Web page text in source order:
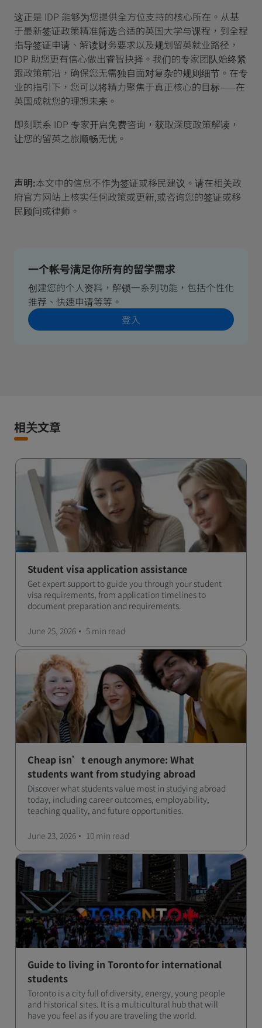
这正是 IDP 能够为您提供全方位支持的核心所在。从基
于最新签证政策精准筛选合适的英国大学与课程，到全程
指导签证申请、解读财务要求以及规划留英就业路径，
IDP 助您更有信心做出睿智抉择。我们的专家团队始终紧
跟政策前沿，确保您无需独自面对复杂的规则细节。在专
业的指引下，您可以将精力聚焦于真正核心的目标——在
英国成就您的理想未来。
即刻联系 IDP 专家开启免费咨询，获取深度政策解读，
让您的留英之旅顺畅无忧。
声明:本文中的信息不作为签证或移民建议。请在相关政
府官方网站上核实任何政策或更新,或咨询您的签证或移
民顾问或律师。
一个帐号满足你所有的留学需求
创建您的个人资料，解锁一系列功能，包括个性化
推荐、快速申请等等。
登入
相关文章
Student visa application assistance
Get expert support to guide you through your student
visa requirements, from application timelines to
document preparation and requirements.
June 25, 2026 5 min read
Cheap isn’t enough anymore: What
students want from studying abroad
Discover what students value most in studying abroad
today, including career outcomes, employability,
teaching quality, and future opportunities.
June 23, 2026 10 min read
Guide to living in Toronto for international
students
Toronto is a city full of diversity, energy, young people
and historical sites. It is a multicultural hub that will
have you feel as if you are traveling the world.